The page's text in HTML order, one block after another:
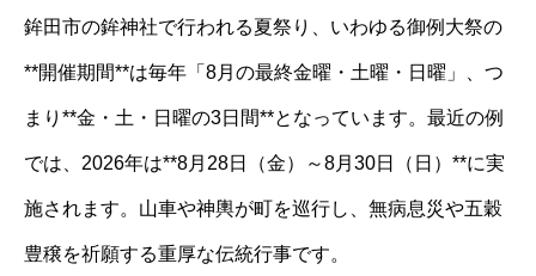
鉾田市の鉾神社で行われる夏祭り、いわゆる御例大祭の
**開催期間**は毎年「8月の最終金曜・土曜・日曜」、つ
まり**金・土・日曜の3日間**となっています。最近の例
では、2026年は**8月28日（金）～8月30日（日）**に実
施されます。山車や神輿が町を巡行し、無病息災や五穀
豊穣を祈願する重厚な伝統行事です。